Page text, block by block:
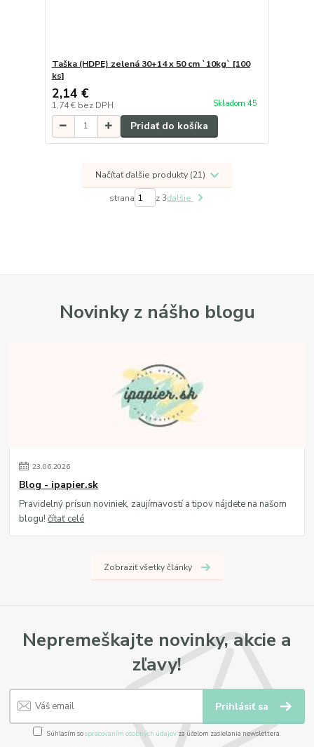
Taška (HDPE) zelená 30+14 x 50 cm `10kg` [100
ks]
2,14 €
1,74 € bez DPH Skladom 45
Pridať do košíka
Načítať ďalšie produkty (21)
strana z 3ďalšie
Novinky z nášho blogu
23.06.2026
Blog - ipapier.sk
Pravidelný prísun noviniek, zaujímavostí a tipov nájdete na našom
blogu!čítať celé
Zobraziť všetky články
Nepremeškajte novinky, akcie a
zľavy!
Prihlásiť sa
Súhlasím sospracovaním osobných údajov za účelom zasielania newslettera.